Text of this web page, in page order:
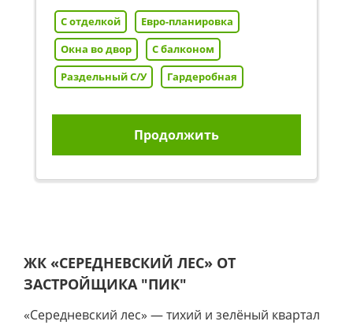
С отделкой
Евро-планировка
Окна во двор
С балконом
Раздельный С/У
Гардеробная
Продолжить
ЖК «СЕРЕДНЕВСКИЙ ЛЕС» ОТ
ЗАСТРОЙЩИКА "ПИК"
«Середневский лес» — тихий и зелёный квартал